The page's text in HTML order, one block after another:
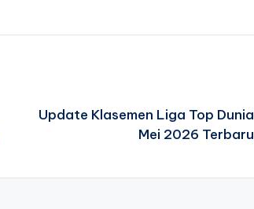
Update Klasemen Liga Top Dunia
Mei 2026 Terbaru